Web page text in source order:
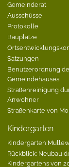
Gemeinderat
Ausschüsse
Protokolle
Bauplätze
Satzungen
Benutzerordnung
Gemeindehauses
Straßenreinigung
Anwohner
Straßenkarte von
Kindergarten
Kindergarten
Rückblick: Neubau
Kindergartens von